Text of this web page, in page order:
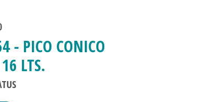
- PICO CONICO
LTS.